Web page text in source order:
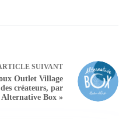
SUIVANT
Outlet Village
créateurs, par
Alternative Box »